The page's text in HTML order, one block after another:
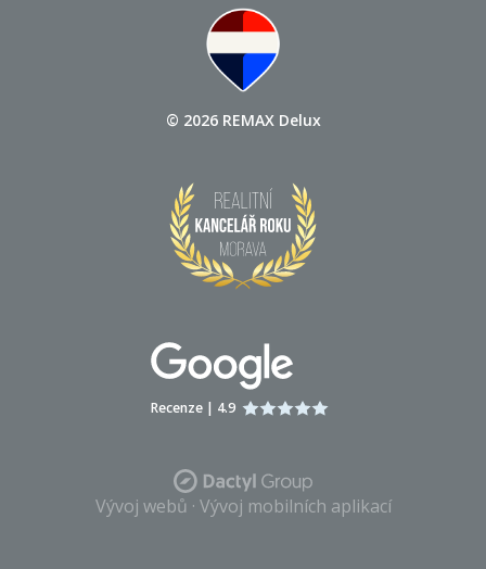
© 2026 REMAX Delux
Recenze | 4.9
Vývoj webů · Vývoj mobilních aplikací